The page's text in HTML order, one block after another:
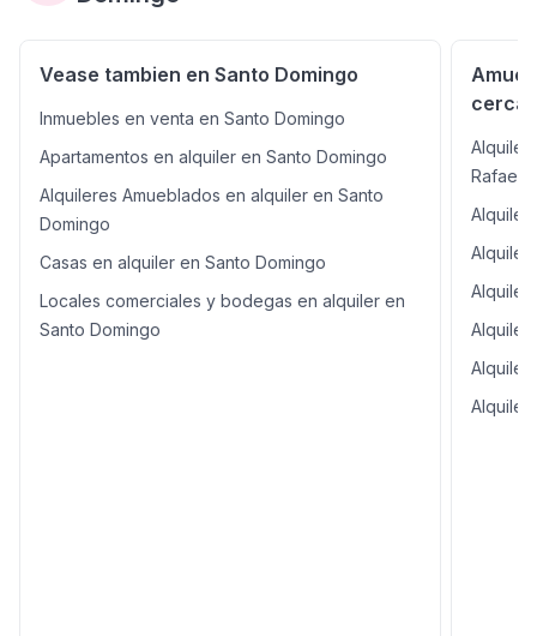
necesidad. ¿Por qué elegir esta propiedad? Diseño
moderno con excelentes acabados. Espacios amplios y
confortables para toda la familia. Ubicación privilegiada
en Barrio Socorro, Santo Domingo de Heredia, cerca de
comercios, centros educativos y servicios. Ideal para
quienes buscan privacidad, comodidad y calidad de
vida.
Vease tambien en Santo Domingo
Inmuebles en venta en Santo Domingo
Apartamentos en alquiler en Santo Domingo
Alquileres Amueblados en alquiler en Santo
Domingo
Casas en alquiler en Santo Domingo
Locales comerciales y bodegas en alquiler en
Santo Domingo
Rafael